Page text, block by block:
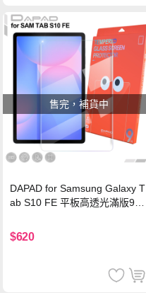
售完，補貨中
DAPAD for Samsung Galaxy T
ab S10 FE 平板高透光滿版9H
$620